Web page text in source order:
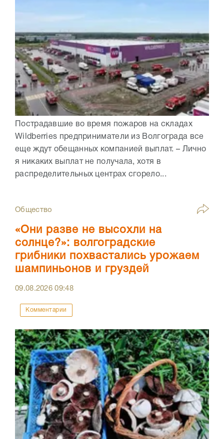
Пострадавшие во время пожаров на складах
Wildberries предприниматели из Волгограда все
еще ждут обещанных компанией выплат. – Лично
я никаких выплат не получала, хотя в
распределительных центрах сгорело...
Общество
«Они разве не высохли на
солнце?»: волгоградские
грибники похвастались урожаем
шампиньонов и груздей
09.08.202609:48
Комментарии